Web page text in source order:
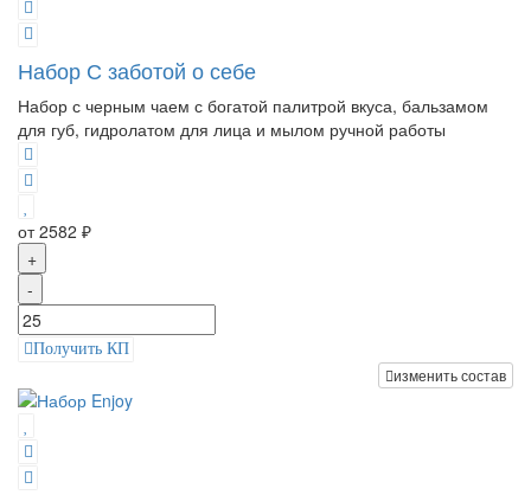
Набор С заботой о себе
Набор с черным чаем с богатой палитрой вкуса, бальзамом
для губ, гидролатом для лица и мылом ручной работы
от 2582 ₽
+
-
Получить КП
изменить состав